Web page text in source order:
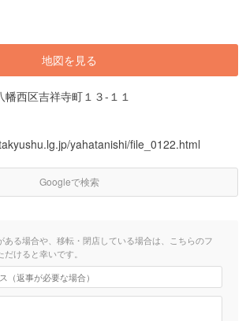
地図を見る
幡西区吉祥寺町１３-１１
yahatanishi/file_0122.html
Googleで検索
ある場合や、移転・閉店している場合は、こちらのフ
けると幸いです。